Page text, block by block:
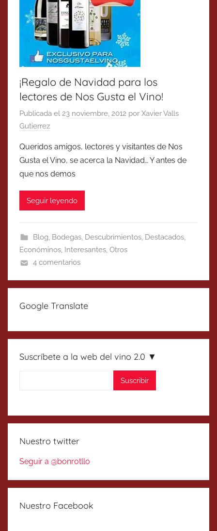
¡Regalo de Navidad para los
lectores de Nos Gusta el Vino!
Publicada el 23 noviembre, 2012 por Xavier Valls
Gutierrez
Queridos amigos, lectores y visitantes de Nos
Gusta el Vino, se acerca la Navidad… Y antes de
que nos demos
Seguir leyendo
Blog, Bodegas, Descubrimientos, Destacados,
Económinos, Interesantes, Otros
4 comentarios
Google Translate
Suscríbete a la web del vino 2.0 ▼
Nuestro twitter
Seguir a @bonrotllo
Nuestro Facebook